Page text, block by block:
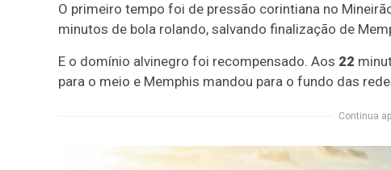
O primeiro tempo foi de pressão corintiana no
minutos de bola rolando, salvando finalização de
E o domínio alvinegro foi recompensado. Aos 22
para o meio e Memphis mandou para o fundo das
Continua